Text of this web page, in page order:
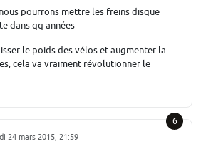
pourrons mettre les freins disque
dans qq années
le poids des vélos et augmenter la
cela va vraiment révolutionner le
6
24 mars 2015, 21:59